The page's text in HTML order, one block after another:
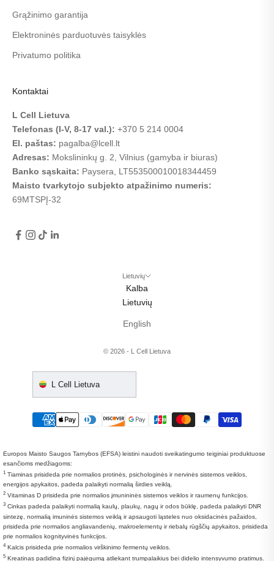
Grąžinimo garantija
Elektroninės parduotuvės taisyklės
Privatumo politika
Kontaktai
L Cell Lietuva
Telefonas (I-V, 8-17 val.): +370 5 214 0004
El. paštas: pagalba@lcell.lt
Adresas: Mokslininkų g. 2, Vilnius (gamyba ir biuras)
Banko sąskaita: Paysera,
LT553500010018344459
Maisto tvarkytojo subjekto atpažinimo numeris:
69MTSPĮ-32
Lietuvių
Kalba
Lietuvių
English
© 2026 - L Cell Lietuva
L Cell Lietuva
Europos Maisto Saugos Tarnybos (EFSA) leistini naudoti sveikatingumo teiginiai produktuose
esančioms medžiagoms:
1 Tiaminas prisideda prie normalios protinės, psichologinės ir nervinės sistemos veiklos,
energijos apykaitos, padeda palaikyti normalią širdies veiklą.
2 Vitaminas D prisideda prie normalios įmunininės sistemos veiklos ir raumenų funkcijos.
3 Cinkas padeda palaikyti normalią kaulų, plaukų, nagų ir odos būklę, padeda palaikyti DNR
sintezę, normalią imuninės sistemos veiklą ir apsaugoti ląsteles nuo oksidacinės pažaidos,
prisideda prie normalios angliavandenių, makroelementų ir riebalų rūgščių apykaitos, prisideda
prie normalios kognityvinės funkcijos.
4Kalcis prisideda prie normalios virškinimo fermentų veiklos.
5 Kreatinas padidina fizinį pajėgumą atliekant trumpalaikius bei didelio intensyvumo pratimus.